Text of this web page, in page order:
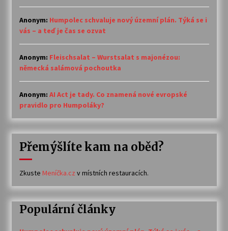
Anonym: Humpolec schvaluje nový územní plán. Týká se i
vás – a teď je čas se ozvat
Anonym: Fleischsalat – Wurstsalat s majonézou:
německá salámová pochoutka
Anonym: AI Act je tady. Co znamená nové evropské
pravidlo pro Humpoláky?
Přemýšlíte kam na oběd?
Zkuste Meníčka.cz v místních restauracích.
Populární články